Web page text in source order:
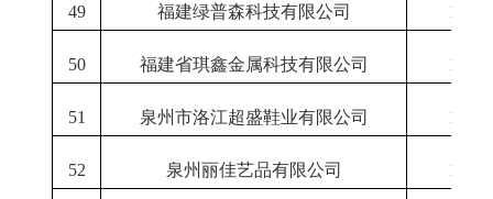
49 福建绿普森科技有限公司 1-12
50 福建省琪鑫金属科技有限公司 1-12
51 泉州市洛江超盛鞋业有限公司 1-12
52 泉州丽佳艺品有限公司 1-12